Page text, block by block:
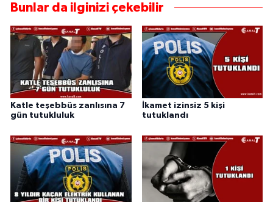
Bunlar da ilginizi çekebilir
Katle teşebbüs zanlısına 7
gün tutukluluk
İkamet izinsiz 5 kişi
tutuklandı